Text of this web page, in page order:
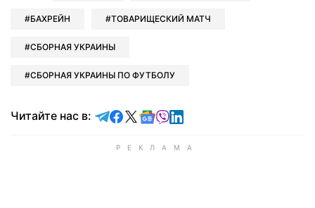
БАХРЕЙН ТОВАРИЩЕСКИЙ МАТЧ
СБОРНАЯ УКРАИНЫ
СБОРНАЯ УКРАИНЫ ПО ФУТБОЛУ
Читайте нас в: Читайте в Telegram
Читайте в Facebook
Читайте в X
Читайте в Google news
Читайте в Viber
Читайте в LinkedIn